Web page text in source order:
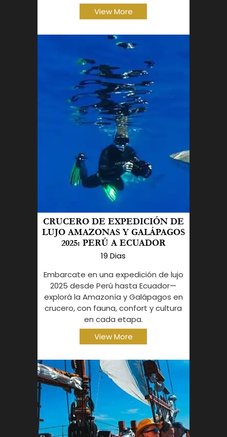
View More
CRUCERO DE EXPEDICIÓN DE
LUJO AMAZONAS Y GALÁPAGOS
2025: PERÚ A ECUADOR
19 Dias
Embarcate en una expedición de lujo
2025 desde Perú hasta Ecuador—
explorá la Amazonía y Galápagos en
crucero, con fauna, confort y cultura
en cada etapa.
View More